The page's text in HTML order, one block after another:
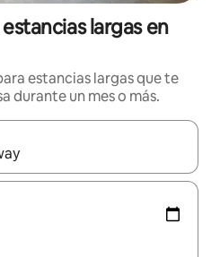
largas en
estancias largas que te
durante un mes o más.
disponibles, podrás navegar